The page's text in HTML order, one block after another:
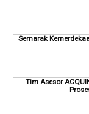
Semarak
Tim Asesor